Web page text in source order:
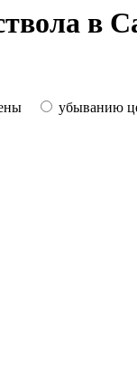
в
убыванию